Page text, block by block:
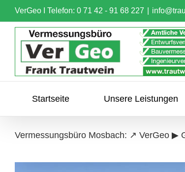
Skip
to
VerGeo I Telefon: 0 71 42 - 91 68 227
Startseite Unsere Leistungen
Vermessungsbüro Mosbach: ↗️ VerGeo ▶︎